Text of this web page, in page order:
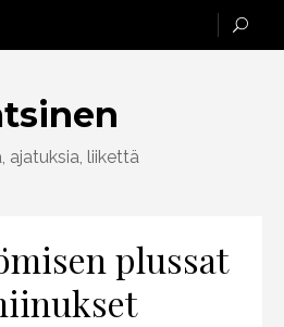
ajatuksia, liikettä
plussat